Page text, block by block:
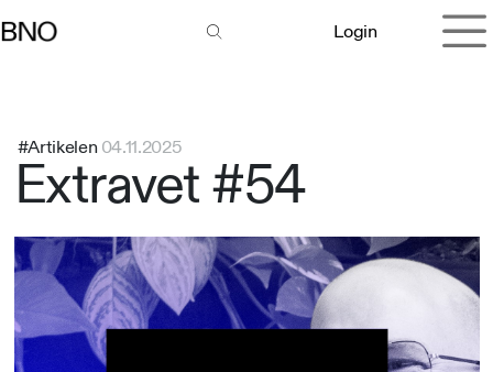
Login
#Artikelen 04.11.2025
Extravet #54